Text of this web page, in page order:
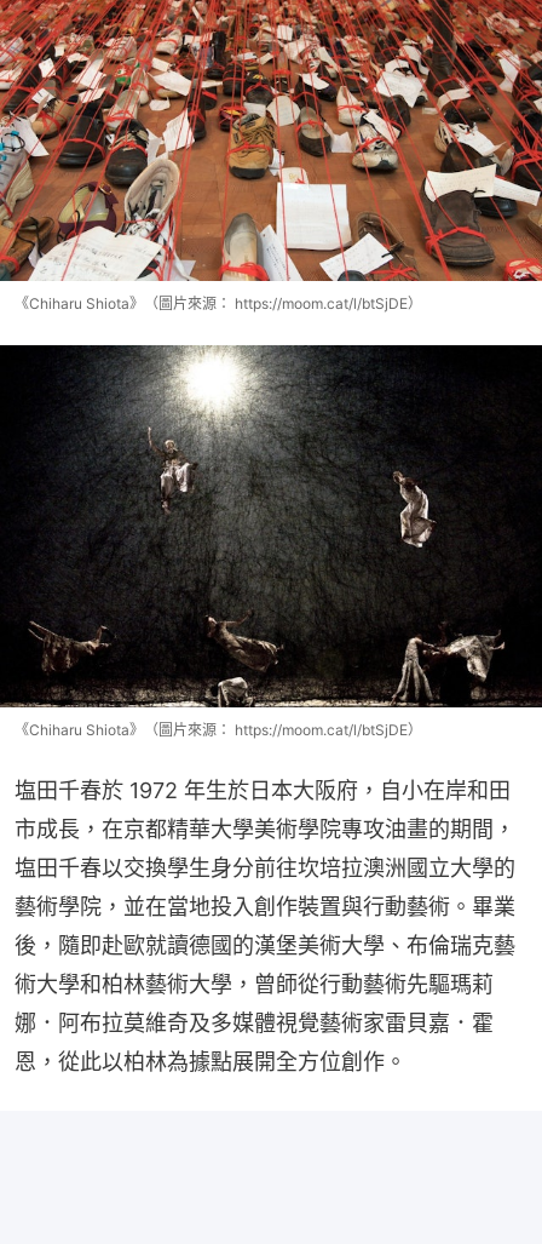
《Chiharu Shiota》（圖片來源： https://moom.cat/l/btSjDE）
《Chiharu Shiota》（圖片來源： https://moom.cat/l/btSjDE）
塩田千春於 1972 年生於日本大阪府，自小在岸和田
市成長，在京都精華大學美術學院專攻油畫的期間，
塩田千春以交換學生身分前往坎培拉澳洲國立大學的
藝術學院，並在當地投入創作裝置與行動藝術。畢業
後，隨即赴歐就讀德國的漢堡美術大學、布倫瑞克藝
術大學和柏林藝術大學，曾師從行動藝術先驅瑪莉
娜．阿布拉莫維奇及多媒體視覺藝術家雷貝嘉．霍
恩，從此以柏林為據點展開全方位創作。